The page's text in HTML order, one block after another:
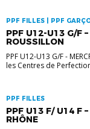
PPF FILLES | PPF
PPF U12-U13 G/F
ROUSSILLON
PPF U12-U13 G/F -
les Centres de
PPF FILLES
PPF U13 F/ U14 F
RHÔNE